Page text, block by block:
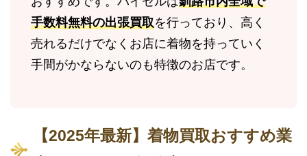
手数料無料の出張買取を行っており、高く
売れるだけでなくお店に着物を持っていく
手間がかならないのも特徴のお店です。
【2025年最新】着物買取おすすめ業